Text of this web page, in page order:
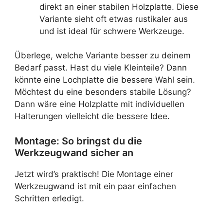
direkt an einer stabilen Holzplatte. Diese
Variante sieht oft etwas rustikaler aus
und ist ideal für schwere Werkzeuge.
Überlege, welche Variante besser zu deinem
Bedarf passt. Hast du viele Kleinteile? Dann
könnte eine Lochplatte die bessere Wahl sein.
Möchtest du eine besonders stabile Lösung?
Dann wäre eine Holzplatte mit individuellen
Halterungen vielleicht die bessere Idee.
Montage: So bringst du die
Werkzeugwand sicher an
Jetzt wird’s praktisch! Die Montage einer
Werkzeugwand ist mit ein paar einfachen
Schritten erledigt.